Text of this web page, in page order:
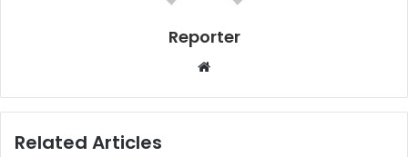
Reporter
Website
Related Articles